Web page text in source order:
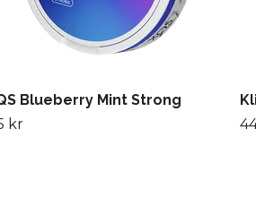
Blueberry Mint Strong
kr